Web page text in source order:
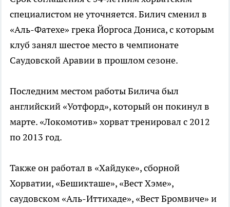
специалистом не уточняется. Билич сменил в
«Аль-Фатехе» грека Йоргоса Дониса, с которым
клуб занял шестое место в чемпионате
Саудовской Аравии в прошлом сезоне.
Последним местом работы Билича был
английский «Уотфорд», который он покинул в
марте. «Локомотив» хорват тренировал с 2012
по 2013 год.
Также он работал в «Хайдуке», сборной
Хорватии, «Бешикташе», «Вест Хэме»,
саудовском «Аль-Иттихаде», «Вест Бромвиче» и